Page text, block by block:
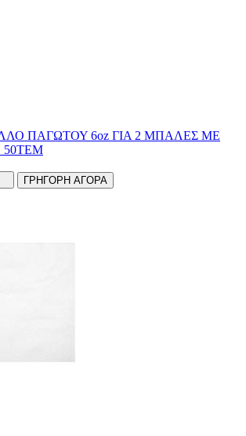
ΠΑΓΩΤΟΥ 6oz ΓΙΑ 2 ΜΠΑΛΕΣ ΜΕ
50ΤΕΜ
ΓΡΗΓΟΡΗ ΑΓΟΡΑ